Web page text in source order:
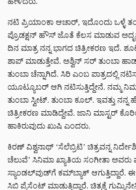
ನಟಿ ಪ್ರಿಯಾಂಕಾ ಆಚಾರ್, ಇದೊಂದು ಒಳ್ಳೆ
ಪ್ರೊಡಕ್ಷನ್ ಹೌಸ್ ಜೊತೆ ಕೆಲಸ ಮಾಡುವ
ದಿನ ಮಾತ್ರ ನನ್ನ ಭಾಗದ ಚಿತ್ರೀಕರಣ ಇದೆ.
ಶಾಪ್ ಮಾಡುತ್ತೇವೆ. ಅಶ್ವಿನ್ ಸರ್ ತುಂಬಾ
ತುಂಬಾ ಚೆನ್ನಾಗಿದೆ. ‌ಸಿರಿ ಎಂಬ ಪಾತ್ರದಲ್ಲಿ
ಯೂಟ್ಯೂಬರ್ ಆಗಿ ನಟಿಸುತ್ತಿದ್ದೇನೆ. ನಮ್ಮ
ತುಂಬಾ ಸ್ವೀಟ್. ತುಂಬಾ ಕೂಲ್. ಇವತ್ತು ನನ್ನ
ಚಿತ್ರೀಕರಣ ಮಾಡಿದ್ದೇವೆ. ಜಾನಿ ಮಾಸ್ಟರ್
ಹಾಕಿರುವುದು ಖುಷಿ ಎಂದರು.
ಕಿರಣ್ ವಿಶ್ವನಾಥ್ ʻಸೆಲೆಬ್ರಿಟಿʼ ಚಿತ್ರವನ್ನ
ಚೆಲುವೆʼ ಸಿನಿಮಾ ಖ್ಯಾತಿಯ ಸಂಗೀತಾ
ಸ್ಯಾಂಡಲ್‌ವುಡ್‌ಗೆ ಕಮ್‌ಬ್ಯಾಕ್‌ ಆಗುತ್ತಿದ್ದಾರೆ. ಈ
ಸಿಬಿ ಪ್ರೆಸೆಂಟ್ ಮಾಡುತ್ತಿದ್ದಾರೆ. ಚಿತ್ರಕ್ಕೆ